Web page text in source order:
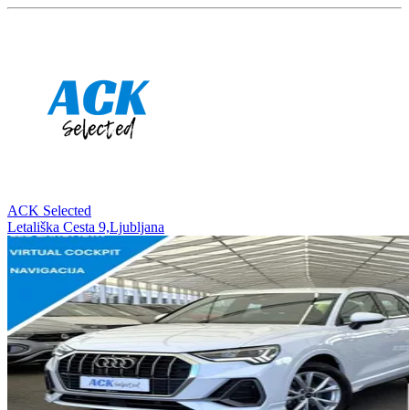
ACK Selected
Letališka Cesta 9,Ljubljana